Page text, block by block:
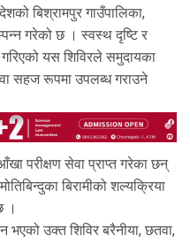
बिश्रामपुर गाउँपालिका,
गरेको छ । स्वस्थ दृष्टि र
यस शिविरले समुदायका
सहज रूपमा उपलब्ध गराउने
परीक्षण सेवा प्राप्त गरेका छन्
बिरामीको शल्यक्रिया
।
उक्त शिविर बरैनीया, छतवा,